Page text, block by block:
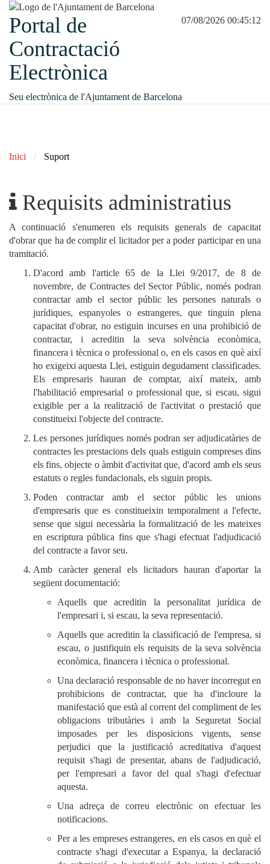
07/08/2026 00:45:12
Portal de
Contractació
Electrònica
Seu electrònica de l'Ajuntament de Barcelona
Inici Suport
Requisits administratius
A continuació s'enumeren els requisits generals de capacitat
d'obrar que ha de complir el licitador per a poder participar en una
tramitació.
D'acord amb l'article 65 de la Llei 9/2017, de 8 de
novembre, de Contractes del Sector Públic, només podran
contractar amb el sector públic les persones naturals o
jurídiques, espanyoles o estrangeres, que tinguin plena
capacitat d'obrar, no estiguin incurses en una prohibició de
contractar, i acreditin la seva solvència econòmica,
financera i tècnica o professional o, en els casos en què així
ho exigeixi aquesta Llei, estiguin degudament classificades.
Els empresaris hauran de comptar, així mateix, amb
l'habilitació empresarial o professional que, si escau, sigui
exigible per a la realització de l'activitat o prestació que
constitueixi l'objecte del contracte.
Les persones jurídiques només podran ser adjudicatàries de
contractes les prestacions dels quals estiguin compreses dins
els fins, objecte o àmbit d'activitat que, d'acord amb els seus
estatuts o regles fundacionals, els siguin propis.
Poden contractar amb el sector públic les unions
d'empresaris que es constitueixin temporalment a l'efecte,
sense que sigui necessària la formalització de les mateixes
en escriptura pública fins que s'hagi efectuat l'adjudicació
del contracte a favor seu.
Amb caràcter general els licitadors hauran d'aportar la
següent documentació:
Aquells que acreditin la personalitat jurídica de
l'empresari i, si escau, la seva representació.
Aquells que acreditin la classificació de l'empresa, si
escau, o justifiquin els requisits de la seva solvència
econòmica, financera i tècnica o professional.
Una declaració responsable de no haver incorregut en
prohibicions de contractar, que ha d'incloure la
manifestació que està al corrent del compliment de les
obligacions tributàries i amb la Seguretat Social
imposades per les disposicions vigents, sense
perjudici que la justificació acreditativa d'aquest
requisit s'hagi de presentar, abans de l'adjudicació,
per l'empresari a favor del qual s'hagi d'efectuar
aquesta.
Una adreça de correu electrònic on efectuar les
notificacions.
Per a les empreses estrangeres, en els casos en què el
contracte s'hagi d'executar a Espanya, la declaració